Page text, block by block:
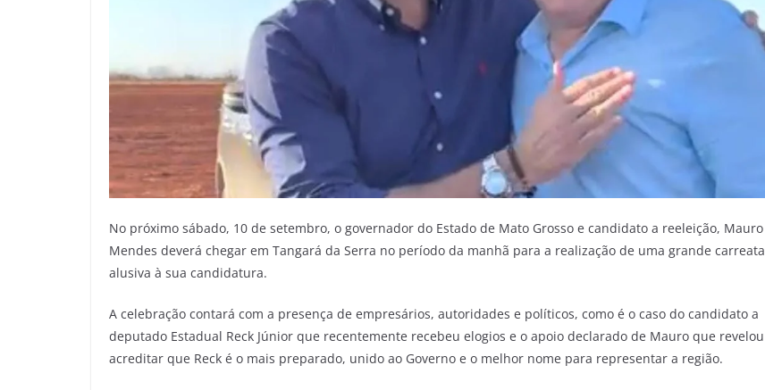
No próximo sábado, 10 de setembro, o governador do Estado de Mato Grosso e candidato a reeleição, Mauro
Mendes deverá chegar em Tangará da Serra no período da manhã para a realização de uma grande carreata
alusiva à sua candidatura.
A celebração contará com a presença de empresários, autoridades e políticos, como é o caso do candidato a
deputado Estadual Reck Júnior que recentemente recebeu elogios e o apoio declarado de Mauro que revelou
acreditar que Reck é o mais preparado, unido ao Governo e o melhor nome para representar a região.